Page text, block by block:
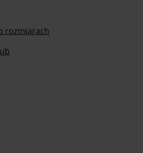
rozmiarach